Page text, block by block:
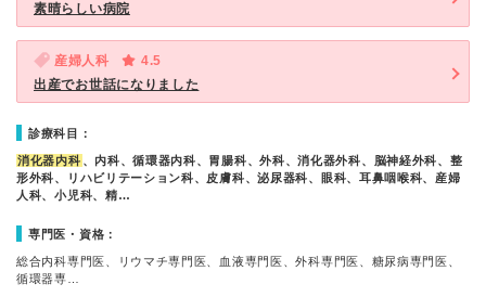
素晴らしい病院
産婦人科
4.5
出産でお世話になりました
診療科目：
消化器内科 、内科、循環器内科、胃腸科、外科、消化器外科、脳神経外科、整
形外科、リハビリテーション科、皮膚科、泌尿器科、眼科、耳鼻咽喉科、産婦
人科、小児科、精…
専門医・資格：
総合内科専門医、リウマチ専門医、血液専門医、外科専門医、糖尿病専門医、
循環器専…